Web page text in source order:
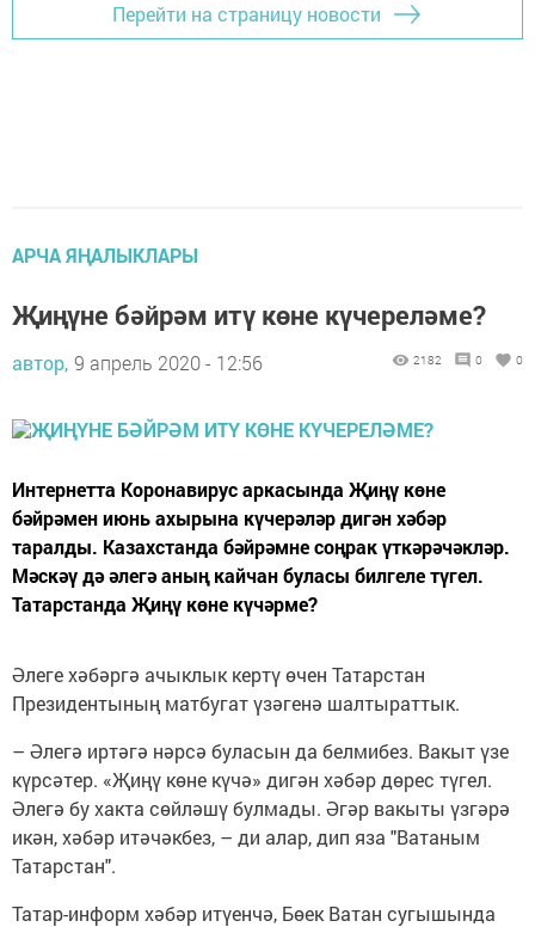
Перейти на страницу новости
АРЧА ЯҢАЛЫКЛАРЫ
Җиңүне бәйрәм итү көне күчереләме?
автор, 9 апрель 2020 - 12:56 2182 0 0
Интернетта Коронавирус аркасында Җиңү көне
бәйрәмен июнь ахырына күчерәләр дигән хәбәр
таралды. Казахстанда бәйрәмне соңрак үткәрәчәкләр.
Мәскәү дә әлегә аның кайчан буласы билгеле түгел.
Татарстанда Җиңү көне күчәрме?
Әлеге хәбәргә ачыклык кертү өчен Татарстан
Президентының матбугат үзәгенә шалтыраттык.
– Әлегә иртәгә нәрсә буласын да белмибез. Вакыт үзе
күрсәтер. «Җиңү көне күчә» дигән хәбәр дөрес түгел.
Әлегә бу хакта сөйләшү булмады. Әгәр вакыты үзгәрә
икән, хәбәр итәчәкбез, – ди алар, дип яза "Ватаным
Татарстан".
Татар-информ хәбәр итүенчә, Бөек Ватан сугышында